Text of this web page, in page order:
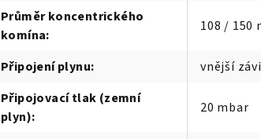
Průměr koncentrického
komína:
108 / 150
Připojení plynu:
vnější
Připojovací tlak (zemní
plyn):
20 mbar